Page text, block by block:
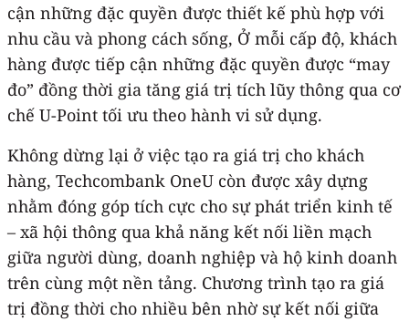
cận những đặc quyền được thiết kế phù hợp với
nhu cầu và phong cách sống, Ở mỗi cấp độ, khách
hàng được tiếp cận những đặc quyền được “may
đo” đồng thời gia tăng giá trị tích lũy thông qua cơ
chế U-Point tối ưu theo hành vi sử dụng.
Không dừng lại ở việc tạo ra giá trị cho khách
hàng, Techcombank OneU còn được xây dựng
nhằm đóng góp tích cực cho sự phát triển kinh tế
– xã hội thông qua khả năng kết nối liền mạch
giữa người dùng, doanh nghiệp và hộ kinh doanh
trên cùng một nền tảng. Chương trình tạo ra giá
trị đồng thời cho nhiều bên nhờ sự kết nối giữa